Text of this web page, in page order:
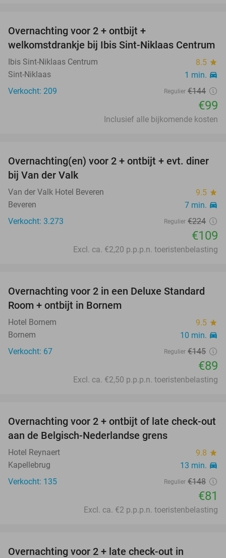
Overnachting voor 2 + ontbijt +
welkomstdrankje bij Ibis Sint-Niklaas Centrum
Ibis Sint-Niklaas Centrum 8.5 star
Sint-Niklaas 1 min. directions_car
Verkocht: 209 Regulier €144
€99
Inclusief alle bijkomende kosten
51%
Overnachting(en) voor 2 + ontbijt + evt. diner
bij Van der Valk
Van der Valk Hotel Beveren 9.5 star
Beveren 7 min. directions_car
Verkocht: 3.273 Regulier €224
€109
Excl. ca. €2,20 p.p.p.n. toeristenbelasting
39%
Overnachting voor 2 in een Deluxe Standard
Room + ontbijt in Bornem
Hotel Bornem 9.5 star
Bornem 10 min. directions_car
Verkocht: 67 Regulier €145
€89
Excl. ca. €2,50 p.p.p.n. toeristenbelasting
45%
Overnachting voor 2 + ontbijt of late check-out
aan de Belgisch-Nederlandse grens
Hotel Reynaert 9.8 star
Kapellebrug 13 min. directions_car
Verkocht: 135 Regulier €148
€81
Excl. ca. €2 p.p.p.n. toeristenbelasting
Overnachting voor 2 + late check-out in